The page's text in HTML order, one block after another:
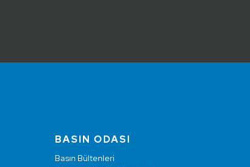
BASIN ODASI
Basın Bültenleri